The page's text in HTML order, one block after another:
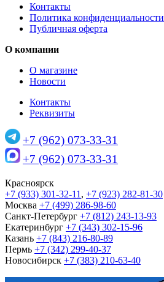
Контакты
Политика конфиденциальности
Публичная оферта
О компании
О магазине
Новости
Контакты
Реквизиты
+7 (962) 073-33-31
+7 (962) 073-33-31
Красноярск
+7 (933) 301-32-11 , +7 (923) 282-81-30
Москва +7 (499) 286-98-60
Санкт-Петербург +7 (812) 243-13-93
Екатеринбург +7 (343) 302-15-96
Казань +7 (843) 216-80-89
Пермь +7 (342) 299-40-37
Новосибирск +7 (383) 210-63-40